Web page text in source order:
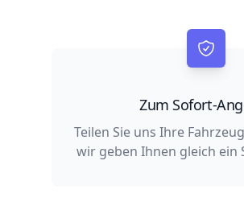
Zum Sofort-
Teilen Sie uns Ihre
wir geben Ihnen gleich ein